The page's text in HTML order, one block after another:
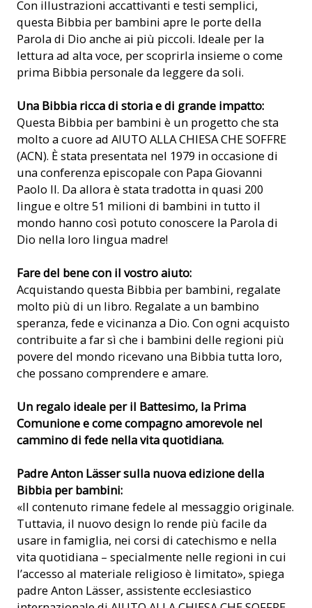
Con illustrazioni accattivanti e testi semplici,
questa Bibbia per bambini apre le porte della
Parola di Dio anche ai più piccoli. Ideale per la
lettura ad alta voce, per scoprirla insieme o come
prima Bibbia personale da leggere da soli.
Una Bibbia ricca di storia e di grande impatto:
Questa Bibbia per bambini è un progetto che sta
molto a cuore ad AIUTO ALLA CHIESA CHE SOFFRE
(ACN). È stata presentata nel 1979 in occasione di
una conferenza episcopale con Papa Giovanni
Paolo II. Da allora è stata tradotta in quasi 200
lingue e oltre 51 milioni di bambini in tutto il
mondo hanno così potuto conoscere la Parola di
Dio nella loro lingua madre!
Fare del bene con il vostro aiuto:
Acquistando questa Bibbia per bambini, regalate
molto più di un libro. Regalate a un bambino
speranza, fede e vicinanza a Dio. Con ogni acquisto
contribuite a far sì che i bambini delle regioni più
povere del mondo ricevano una Bibbia tutta loro,
che possano comprendere e amare.
Un regalo ideale per il Battesimo, la Prima
Comunione e come compagno amorevole nel
cammino di fede nella vita quotidiana.
Padre Anton Lässer sulla nuova edizione della
Bibbia per bambini:
«Il contenuto rimane fedele al messaggio originale.
Tuttavia, il nuovo design lo rende più facile da
usare in famiglia, nei corsi di catechismo e nella
vita quotidiana – specialmente nelle regioni in cui
l’accesso al materiale religioso è limitato», spiega
padre Anton Lässer, assistente ecclesiastico